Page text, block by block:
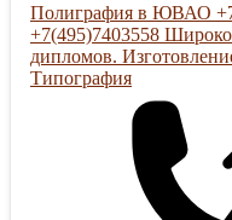
Полиграфия в ЮВАО
+7(495)7403558
дипломов.
Типография